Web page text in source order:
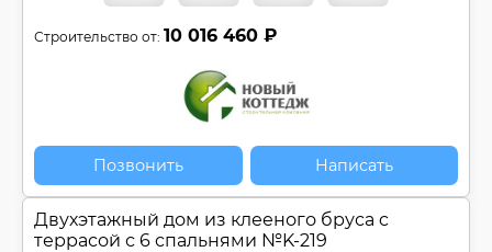
Строительство от: 10 016 460 ₽
Позвонить Написать
Двухэтажный дом из клееного бруса c
террасой с 6 спальнями №K-219